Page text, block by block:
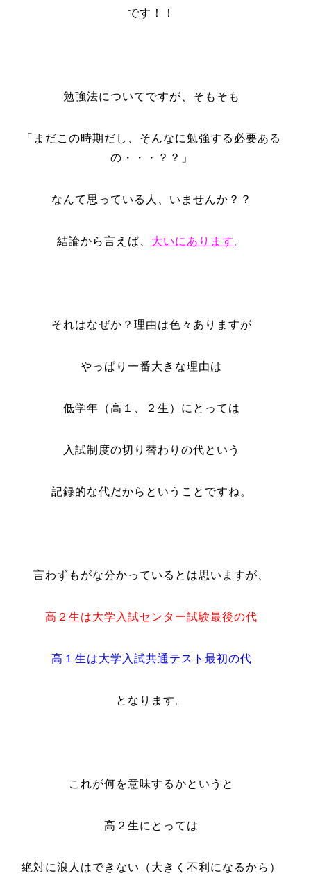
です！！
勉強法についてですが、そもそも
「まだこの時期だし、そんなに勉強する必要ある
の・・・？？」
なんて思っている人、いませんか？？
結論から言えば、 大いにあります 。
それはなぜか？理由は色々ありますが
やっぱり一番大きな理由は
低学年（高１、２生）にとっては
入試制度の切り替わりの代という
記録的な代だからということですね。
言わずもがな分かっているとは思いますが、
高２生は大学入試センター試験最後の代
高１生は大学入試共通テスト最初の代
となります。
これが何を意味するかというと
高２生にとっては
絶対に浪人はできない （大きく不利になるから）